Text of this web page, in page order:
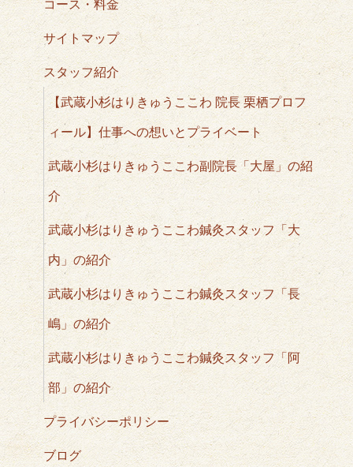
コース・料金
サイトマップ
スタッフ紹介
【武蔵小杉はりきゅうここわ 院長 栗栖プロフ
ィール】仕事への想いとプライベート
武蔵小杉はりきゅうここわ副院長「大屋」の紹
介
武蔵小杉はりきゅうここわ鍼灸スタッフ「大
内」の紹介
武蔵小杉はりきゅうここわ鍼灸スタッフ「長
嶋」の紹介
武蔵小杉はりきゅうここわ鍼灸スタッフ「阿
部」の紹介
プライバシーポリシー
ブログ